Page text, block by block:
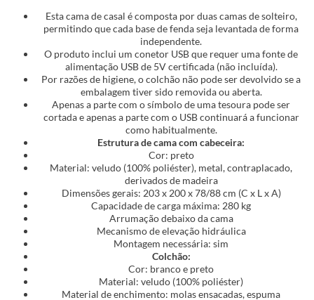
Esta cama de casal é composta por duas camas de solteiro,
permitindo que cada base de fenda seja levantada de forma
independente.
O produto inclui um conetor USB que requer uma fonte de
alimentação USB de 5V certificada (não incluída).
Por razões de higiene, o colchão não pode ser devolvido se a
embalagem tiver sido removida ou aberta.
Apenas a parte com o símbolo de uma tesoura pode ser
cortada e apenas a parte com o USB continuará a funcionar
como habitualmente.
Estrutura de cama com cabeceira:
Cor: preto
Material: veludo (100% poliéster), metal, contraplacado,
derivados de madeira
Dimensões gerais: 203 x 200 x 78/88 cm (C x L x A)
Capacidade de carga máxima: 280 kg
Arrumação debaixo da cama
Mecanismo de elevação hidráulica
Montagem necessária: sim
Colchão:
Cor: branco e preto
Material: veludo (100% poliéster)
Material de enchimento: molas ensacadas, espuma